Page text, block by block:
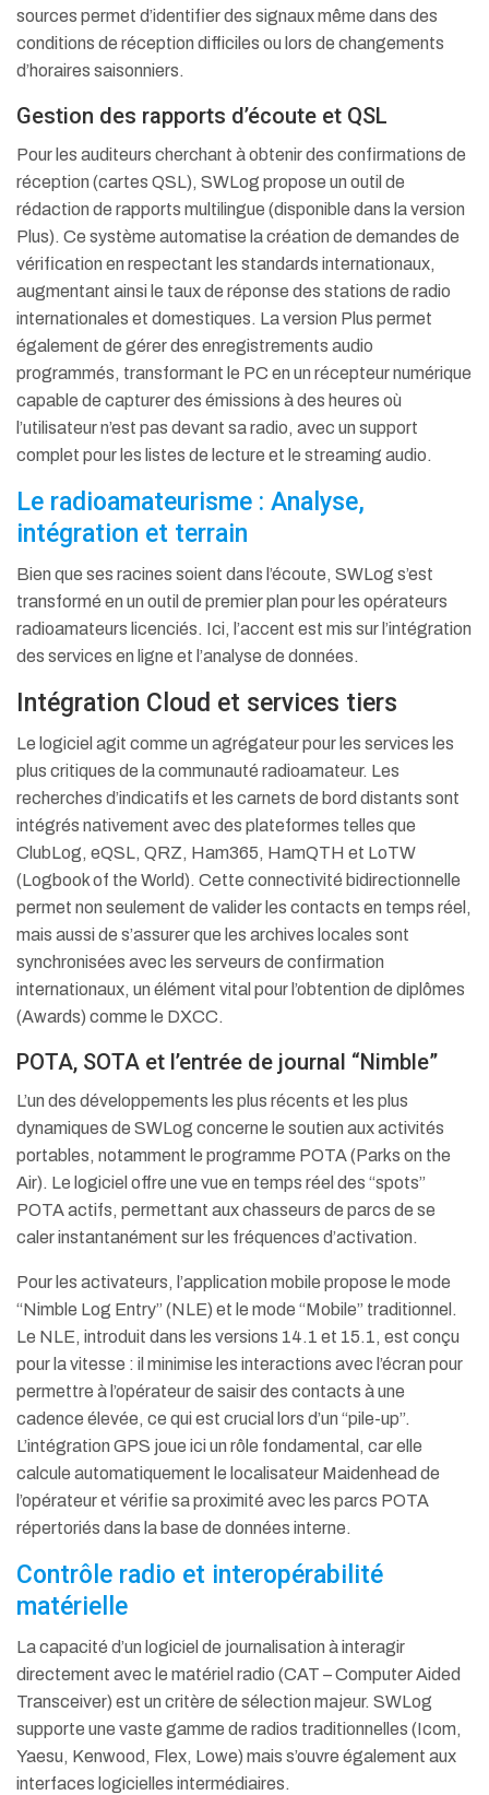
sources permet d’identifier des signaux même dans des
conditions de réception difficiles ou lors de changements
d’horaires saisonniers.
Gestion des rapports d’écoute et QSL
Pour les auditeurs cherchant à obtenir des confirmations de
réception (cartes QSL), SWLog propose un outil de
rédaction de rapports multilingue (disponible dans la version
Plus). Ce système automatise la création de demandes de
vérification en respectant les standards internationaux,
augmentant ainsi le taux de réponse des stations de radio
internationales et domestiques. La version Plus permet
également de gérer des enregistrements audio
programmés, transformant le PC en un récepteur numérique
capable de capturer des émissions à des heures où
l’utilisateur n’est pas devant sa radio, avec un support
complet pour les listes de lecture et le streaming audio.
Le radioamateurisme : Analyse,
intégration et terrain
Bien que ses racines soient dans l’écoute, SWLog s’est
transformé en un outil de premier plan pour les opérateurs
radioamateurs licenciés. Ici, l’accent est mis sur l’intégration
des services en ligne et l’analyse de données.
Intégration Cloud et services tiers
Le logiciel agit comme un agrégateur pour les services les
plus critiques de la communauté radioamateur. Les
recherches d’indicatifs et les carnets de bord distants sont
intégrés nativement avec des plateformes telles que
ClubLog, eQSL, QRZ, Ham365, HamQTH et LoTW
(Logbook of the World). Cette connectivité bidirectionnelle
permet non seulement de valider les contacts en temps réel,
mais aussi de s’assurer que les archives locales sont
synchronisées avec les serveurs de confirmation
internationaux, un élément vital pour l’obtention de diplômes
(Awards) comme le DXCC.
POTA, SOTA et l’entrée de journal “Nimble”
L’un des développements les plus récents et les plus
dynamiques de SWLog concerne le soutien aux activités
portables, notamment le programme POTA (Parks on the
Air). Le logiciel offre une vue en temps réel des “spots”
POTA actifs, permettant aux chasseurs de parcs de se
caler instantanément sur les fréquences d’activation.
Pour les activateurs, l’application mobile propose le mode
“Nimble Log Entry” (NLE) et le mode “Mobile” traditionnel.
Le NLE, introduit dans les versions 14.1 et 15.1, est conçu
pour la vitesse : il minimise les interactions avec l’écran pour
permettre à l’opérateur de saisir des contacts à une
cadence élevée, ce qui est crucial lors d’un “pile-up”.
L’intégration GPS joue ici un rôle fondamental, car elle
calcule automatiquement le localisateur Maidenhead de
l’opérateur et vérifie sa proximité avec les parcs POTA
répertoriés dans la base de données interne.
Contrôle radio et interopérabilité
matérielle
La capacité d’un logiciel de journalisation à interagir
directement avec le matériel radio (CAT – Computer Aided
Transceiver) est un critère de sélection majeur. SWLog
supporte une vaste gamme de radios traditionnelles (Icom,
Yaesu, Kenwood, Flex, Lowe) mais s’ouvre également aux
interfaces logicielles intermédiaires.